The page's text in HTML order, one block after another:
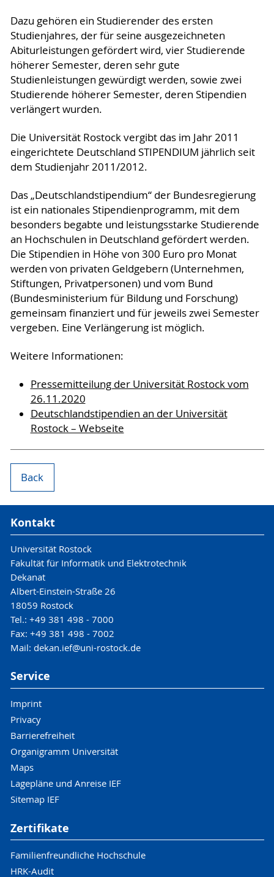
Dazu gehören ein Studierender des ersten
Studienjahres, der für seine ausgezeichneten
Abiturleistungen gefördert wird, vier Studierende
höherer Semester, deren sehr gute
Studienleistungen gewürdigt werden, sowie zwei
Studierende höherer Semester, deren Stipendien
verlängert wurden.
Die Universität Rostock vergibt das im Jahr 2011
eingerichtete Deutschland STIPENDIUM jährlich seit
dem Studienjahr 2011/2012.
Das „Deutschlandstipendium“ der Bundesregierung
ist ein nationales Stipendienprogramm, mit dem
besonders begabte und leistungsstarke Studierende
an Hochschulen in Deutschland gefördert werden.
Die Stipendien in Höhe von 300 Euro pro Monat
werden von privaten Geldgebern (Unternehmen,
Stiftungen, Privatpersonen) und vom Bund
(Bundesministerium für Bildung und Forschung)
gemeinsam finanziert und für jeweils zwei Semester
vergeben. Eine Verlängerung ist möglich.
Weitere Informationen:
Pressemitteilung der Universität Rostock vom
26.11.2020
Deutschlandstipendien an der Universität
Rostock – Webseite
Back
Kontakt
Universität Rostock
Fakultät für Informatik und Elektrotechnik
Dekanat
Albert-Einstein-Straße 26
18059 Rostock
Tel.: +49 381 498 - 7000
Fax: +49 381 498 - 7002
Mail: dekan.ief@uni-rostock.de
Service
Imprint
Privacy
Barrierefreiheit
Organigramm Universität
Maps
Lagepläne und Anreise IEF
Sitemap IEF
Zertifikate
Familienfreundliche Hochschule
HRK-Audit